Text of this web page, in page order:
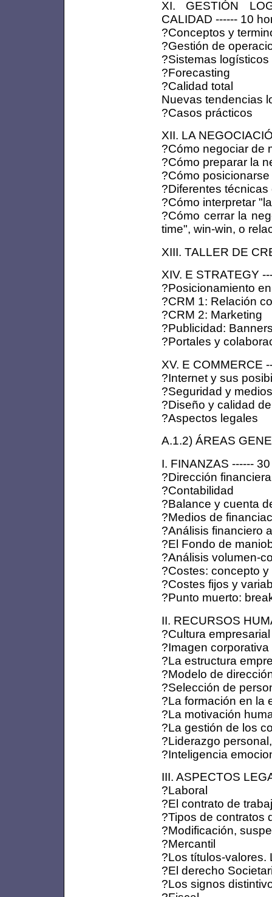
XI. GESTIÓN
CALIDAD ------ 10
?Conceptos y
?Gestión de
?Sistemas
?Forecasting
?Calidad total
Nuevas tendencias
?Casos prácticos
XII. LA
?Cómo negociar de
?Cómo preparar la
?Cómo posicionarse
?Diferentes
?Cómo interpretar
?Cómo cerrar la
time", win-win, o
XIII. TALLER DE
XIV. E STRATEGY
?Posicionamiento
?CRM 1: Relación
?CRM 2: Marketing
?Publicidad:
?Portales y
XV. E COMMERCE
?Internet y sus
?Seguridad y
?Diseño y calidad
?Aspectos legales
A.1.2) ÁREAS
I. FINANZAS ------
?Dirección financiera
?Contabilidad
?Balance y cuenta
?Medios de
?Análisis financiero
?El Fondo de
?Análisis volumen-
?Costes: concepto y
?Costes fijos y
?Punto muerto:
II. RECURSOS
?Cultura empresarial
?Imagen corporativa
?La estructura
?Modelo de
?Selección de
?La formación en la
?La motivación
?La gestión de los
?Liderazgo
?Inteligencia
III. ASPECTOS
?Laboral
?El contrato de
?Tipos de contratos
?Modificación,
?Mercantil
?Los títulos-valores.
?El derecho
?Los signos